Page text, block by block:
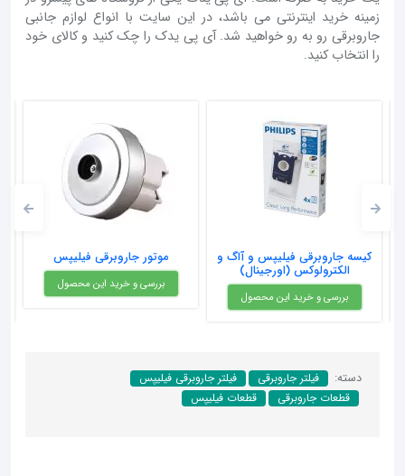
زمینه خرید اینترنتی می باشد، در این سایت با انواع لوازم جانبی
جاروبرقی رو به رو خواهید شد. آی پی یدک را چک کنید و کالای خود
را انتخاب کنید.
کیسه جاروبرقی فیلیپس و آاگ و
الکترولوکس (اورجینال)
بررسی و خرید این محصول
موتور جاروبرقی فیلیپس
بررسی و خرید این محصول
دسته: فیلتر جاروبرقی
فیلتر جاروبرقی فیلیپس
قطعات جاروبرقی
قطعات فیلیپس